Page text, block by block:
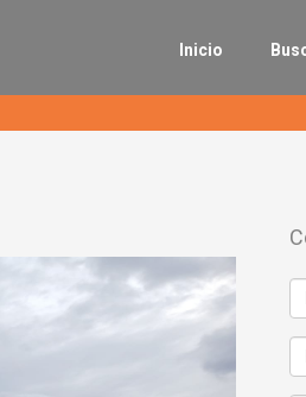
Inicio